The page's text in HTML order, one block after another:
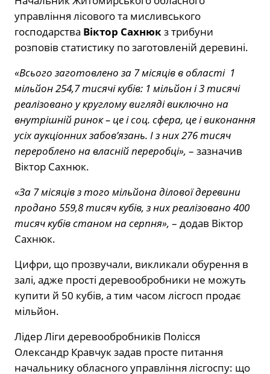
управління лісового та мисливського
господарства Віктор Сахнюкз трибуни
розповів статистику по заготовленій деревині.
«Всього заготовлено за 7 місяців в області 1
мільйон 254,7 тисячі кубів: 1 мільйон і 3 тисячі
реалізовано у круглому вигляді виключно на
внутрішній ринок – це і соц. сфера, це і виконання
усіх аукціонних забов’язань. І з них 276 тисяч
перероблено на власній переробці», – зазначив
Віктор Сахнюк.
«За 7 місяців з того мільйона ділової деревини
продано 559,8 тисяч кубів, з них реалізовано 400
тисяч кубів станом на серпня», – додав Віктор
Сахнюк.
Цифри, що прозвучали, викликали обурення в
залі, адже прості деревообробники не можуть
купити й 50 кубів, а тим часом лісгосп продає
мільйон.
Лідер Ліги деревообробників Полісся
Олександр Кравчук задав просте питання
начальнику обласного управління лісгоспу: що